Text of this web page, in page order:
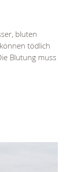
bluten
tödlich
Blutung muss